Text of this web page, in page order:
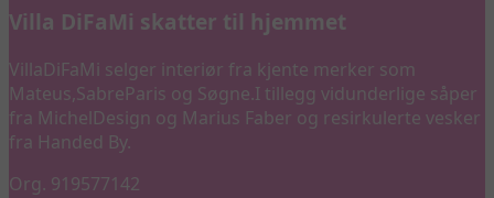
Villa DiFaMi skatter til hjemmet
VillaDiFaMi selger interiør fra kjente merker som
Mateus,SabreParis og Søgne.I tillegg vidunderlige såper
fra MichelDesign og Marius Faber og resirkulerte vesker
fra Handed By.
Org. 919577142